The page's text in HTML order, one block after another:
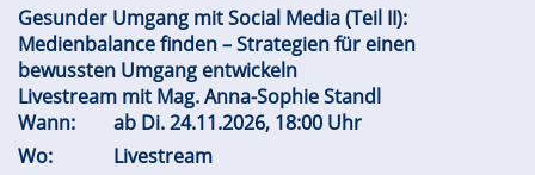
Gesunder Umgang mit Social Media (Teil II):
Medienbalance finden – Strategien für einen
bewussten Umgang entwickeln
Livestream mit Mag. Anna-Sophie Standl
Wann:
ab Di.24.11.2026, 18:00 Uhr
Wo:
Livestream